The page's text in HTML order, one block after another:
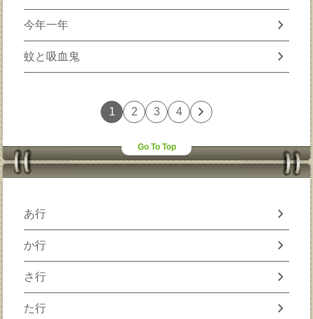
今年一年 chevron_right
蚊と吸血鬼 chevron_right
1 2 3 4 chevron_right
Go To Top
あ行 chevron_right
か行 chevron_right
さ行 chevron_right
た行 chevron_right